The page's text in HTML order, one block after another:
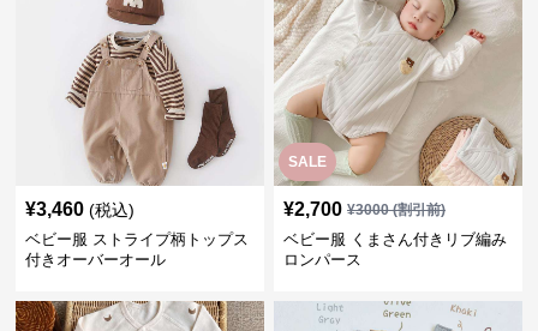
(税込)
ベビー服 ストライプ柄トップス
付きオーバーオール
SALE
¥2,700 ¥ 3000 (割引前)
ベビー服 くまさん付きリブ編み
ロンパース